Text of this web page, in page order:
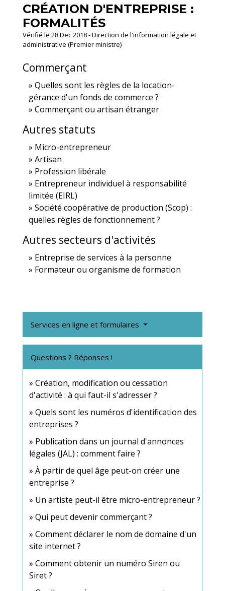
CRÉATION D'ENTREPRISE :
FORMALITÉS
Vérifié le 28 Dec 2018 - Direction de l'information légale et
administrative (Premier ministre)
Commerçant
Quelles sont les règles de la location-
gérance d'un fonds de commerce ?
Commerçant ou artisan étranger
Autres statuts
Micro-entrepreneur
Artisan
Profession libérale
Entrepreneur individuel à responsabilité
limitée (EIRL)
Société coopérative de production (Scop) :
quelles règles de fonctionnement ?
Autres secteurs d'activités
Entreprise de services à la personne
Formateur ou organisme de formation
Services en ligne et formulaires
Questions ? Réponses !
Création, modification ou cessation
d'activité : à qui faut-il s'adresser ?
Quels sont les numéros d'identification des
entreprises ?
Publication dans un journal d'annonces
légales (JAL) : comment faire ?
À partir de quel âge peut-on créer une
entreprise ?
Un artiste peut-il être micro-entrepreneur ?
Qui peut devenir commerçant ?
Comment déclarer le nom de domaine d'un
site internet ?
Comment obtenir un numéro Siren ou
Siret ?